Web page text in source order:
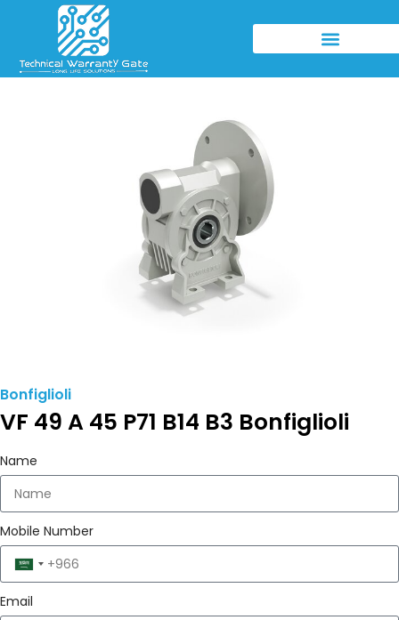
Bonfiglioli
VF 49 A 45 P71 B14 B3 Bonfiglioli
Name
Mobile Number
Saudi
Arabia
+966
Email